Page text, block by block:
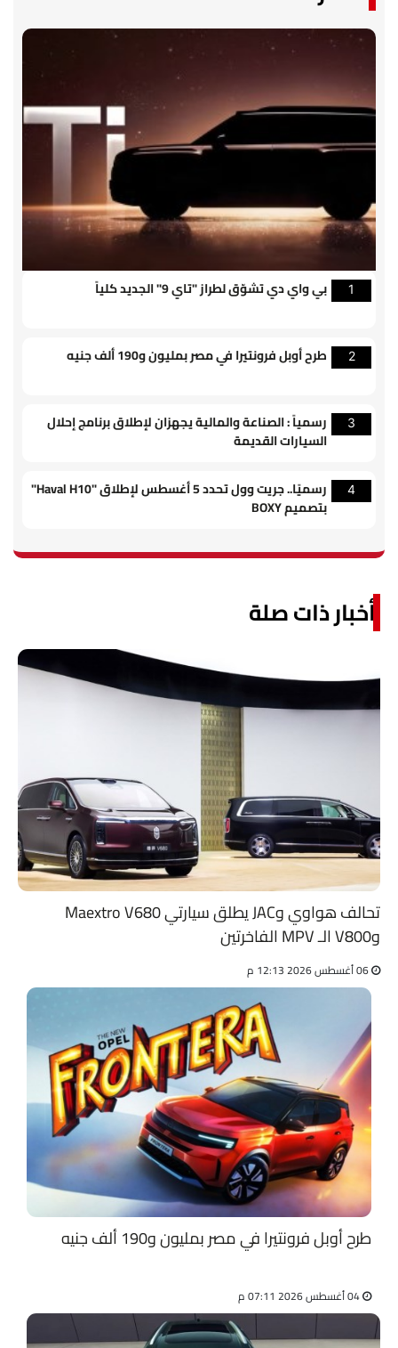
1 بي واي دي تشوّق لطراز "تاي 9" الجديد كلياً
2 طرح أوبل فرونتيرا في مصر بمليون و190 ألف جنيه
3
رسمياً : الصناعة والمالية يجهزان لإطلاق برنامج إحلال
السيارات القديمة
4
رسميًا.. جريت وول تحدد 5 أغسطس لإطلاق "Haval H10"
بتصميم BOXY
أخبار ذات صلة
تحالف هواوي وJAC يطلق سيارتي Maextro V680
وV800 الـ MPV الفاخرتين
طرح أوبل فرونتيرا في مصر بمليون و190 ألف جنيه